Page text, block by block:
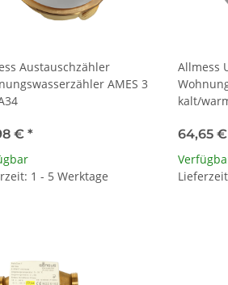
Austauschzähler
AMES 3
€ *
1 - 5 Werktage
Allmess
kalt/
64,65 €